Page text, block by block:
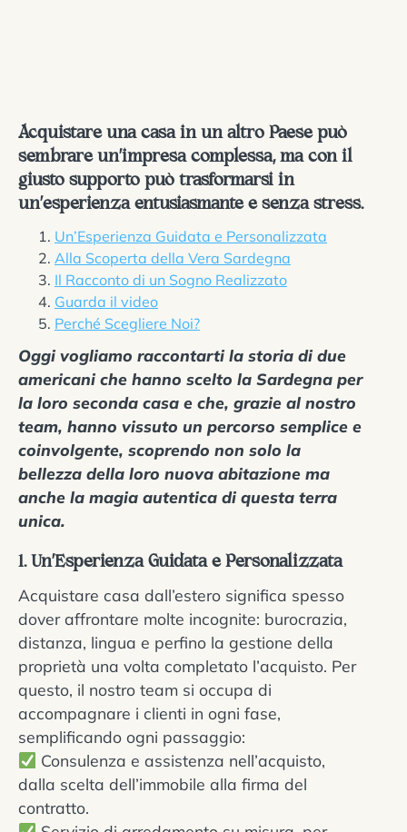
Acquistare una casa in un altro Paese può
sembrare un’impresa complessa, ma con il
giusto supporto può trasformarsi in
un’esperienza entusiasmante e senza stress.
Un’Esperienza Guidata e Personalizzata
Alla Scoperta della Vera Sardegna
Il Racconto di un Sogno Realizzato
Guarda il video
Perché Scegliere Noi?
Oggi vogliamo raccontarti la storia di due
americani che hanno scelto la Sardegna per
la loro seconda casa e che, grazie al nostro
team, hanno vissuto un percorso semplice e
coinvolgente, scoprendo non solo la
bellezza della loro nuova abitazione ma
anche la magia autentica di questa terra
unica.
1. Un’Esperienza Guidata e Personalizzata
Acquistare casa dall’estero significa spesso
dover affrontare molte incognite: burocrazia,
distanza, lingua e perfino la gestione della
proprietà una volta completato l’acquisto. Per
questo, il nostro team si occupa di
accompagnare i clienti in ogni fase,
semplificando ogni passaggio:
Consulenza e assistenza nell’acquisto,
dalla scelta dell’immobile alla firma del
contratto.